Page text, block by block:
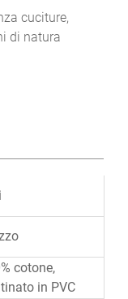
cuciture,
di natura
cotone,
in PVC